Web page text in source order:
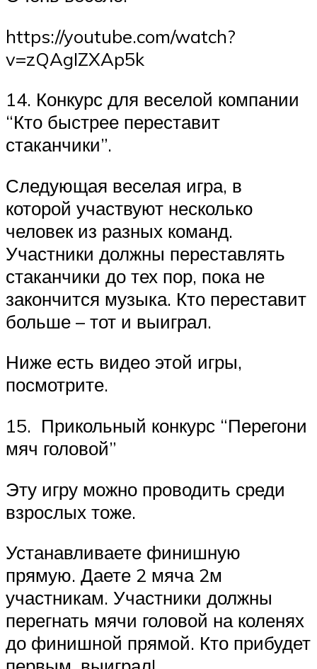
https://youtube.com/watch?
v=zQAgIZXAp5k
14. Конкурс для веселой компании
“Кто быстрее переставит
стаканчики”.
Следующая веселая игра, в
которой участвуют несколько
человек из разных команд.
Участники должны переставлять
стаканчики до тех пор, пока не
закончится музыка. Кто переставит
больше – тот и выиграл.
Ниже есть видео этой игры,
посмотрите.
15. Прикольный конкурс “Перегони
мяч головой”
Эту игру можно проводить среди
взрослых тоже.
Устанавливаете финишную
прямую. Даете 2 мяча 2м
участникам. Участники должны
перегнать мячи головой на коленях
до финишной прямой. Кто прибудет